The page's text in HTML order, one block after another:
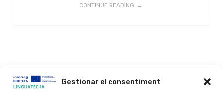
Gestionar el consentiment
CONTINUE READING